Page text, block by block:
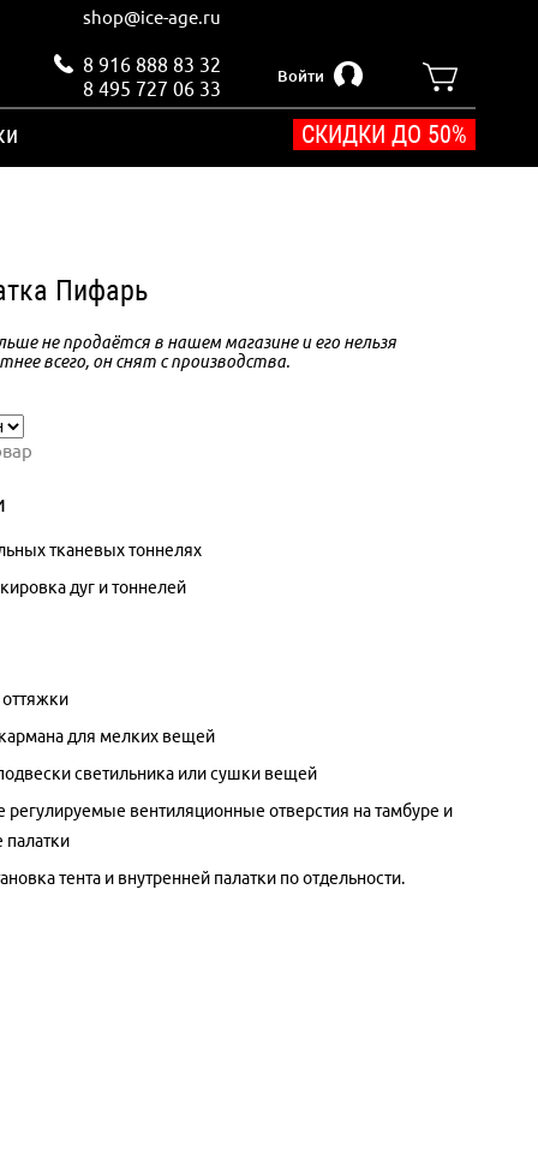
shop@ice-age.ru
8 916 888 83 32
8 495 727 06 33
Войти
СКИДКИ ДО 50%
Пифарь
не продаётся в нашем магазине и его нельзя
всего, он снят с производства.
тканевых тоннелях
дуг и тоннелей
для мелких вещей
светильника или сушки вещей
вентиляционные отверстия на тамбуре и
палатки
тента и внутренней палатки по отдельности.